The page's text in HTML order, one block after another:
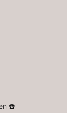
☎️